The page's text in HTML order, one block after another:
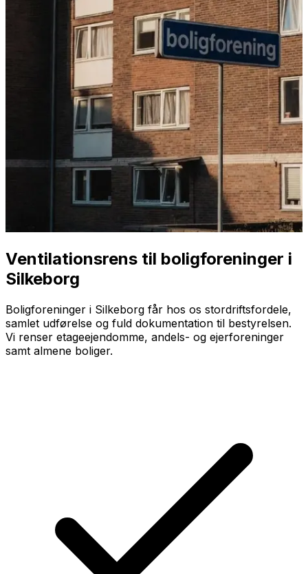
Ventilationsrens til boligforeninger i
Silkeborg
Boligforeninger i Silkeborg får hos os stordriftsfordele,
samlet udførelse og fuld dokumentation til bestyrelsen.
Vi renser etageejendomme, andels- og ejerforeninger
samt almene boliger.